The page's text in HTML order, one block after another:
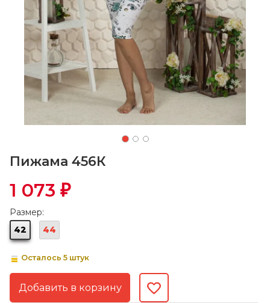
Пижама 456К
1 073 ₽
Размер:
42
44
Осталось 5 штук